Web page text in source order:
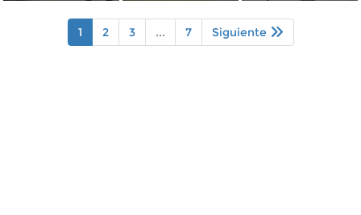
1 2 3 ... 7 Siguiente